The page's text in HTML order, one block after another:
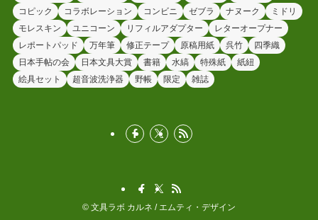
コピック
コラボレーション コンビニ ゼブラ ナヌーク
ミドリ
モレスキン
ユニコーン リフィルアダプター
レターオープナー
レポートパッド
万年筆 修正テープ 原稿用紙 呉竹
四季織
日本手帖の会
日本文具大賞 書籍 水縞 特殊紙
紙紐
絵具セット
超音波洗浄器 野帳 限定 雑誌
© 文具ラボ カルネ / エムティ・デザイン